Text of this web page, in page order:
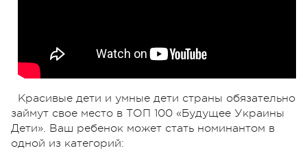
Красивые дети и умные дети страны обязательно
займут свое место в ТОП 100 «Будущее Украины
Дети». Ваш ребенок может стать номинантом в
одной из категорий: